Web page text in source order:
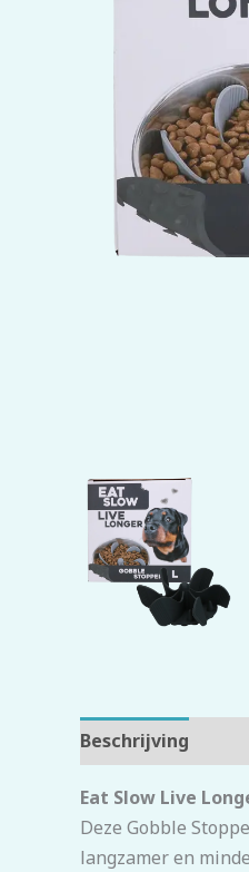
Beschrijving
Eat Slow Live
Deze Gobble
langzamer en